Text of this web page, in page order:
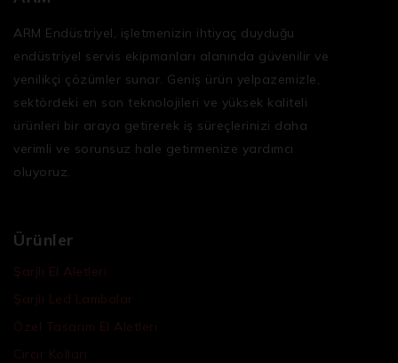
ARM Endüstriyel, işletmenizin ihtiyaç duyduğu
endüstriyel servis ekipmanları alanında güvenilir ve
yenilikçi çözümler sunar. Geniş ürün yelpazemizle,
sektördeki en son teknolojileri ve yüksek kaliteli
ürünleri bir araya getirerek iş süreçlerinizi daha
verimli ve sorunsuz hale getirmenize yardımcı
oluyoruz.
Ürünler
Şarjlı El Aletleri
Şarjlı Led Lambalar
Özel Tasarım El Aletleri
Cırcır Kolları